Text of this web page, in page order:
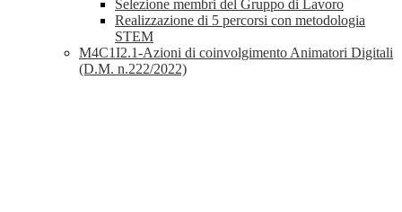
Selezione membri del Gruppo di Lavoro
Realizzazione di 5 percorsi con metodologia
STEM
M4C1I2.1-Azioni di coinvolgimento Animatori Digitali
(D.M. n.222/2022)